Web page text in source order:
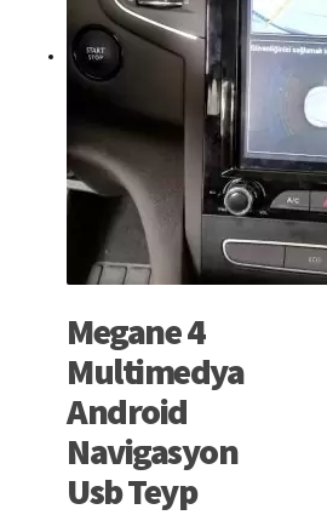
Megane 4
Multimedya
Android
Navigasyon
Usb Teyp